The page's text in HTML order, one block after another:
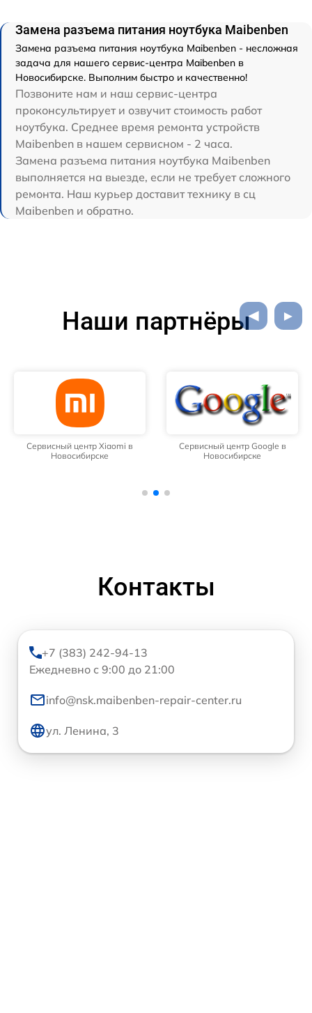
Замена разъема питания ноутбука Maibenben
Замена разъема питания ноутбука Maibenben - несложная
задача для нашего сервис-центра Maibenben в
Новосибирске. Выполним быстро и качественно!
Позвоните нам и наш сервис-центра
проконсультирует и озвучит стоимость работ
ноутбука. Среднее время ремонта устройств
Maibenben в нашем сервисном - 2 часа.
Замена разъема питания ноутбука Maibenben
выполняется на выезде, если не требует сложного
ремонта. Наш курьер доставит технику в сц
Maibenben и обратно.
Наши партнёры
Сервисный центр Xiaomi в
Новосибирске
Сервисный центр Google в
Новосибирске
Контакты
+7 (383) 242-94-13
Ежедневно с 9:00 до 21:00
info@nsk.maibenben-repair-center.ru
ул. Ленина, 3